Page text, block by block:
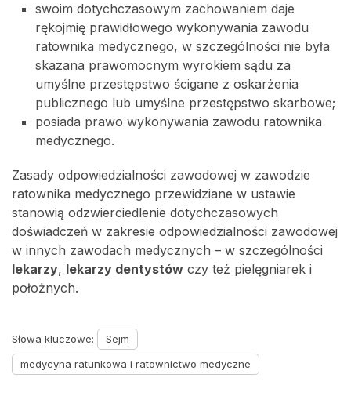
swoim dotychczasowym zachowaniem daje
rękojmię prawidłowego wykonywania zawodu
ratownika medycznego, w szczególności nie była
skazana prawomocnym wyrokiem sądu za
umyślne przestępstwo ścigane z oskarżenia
publicznego lub umyślne przestępstwo skarbowe;
posiada prawo wykonywania zawodu ratownika
medycznego.
Zasady odpowiedzialności zawodowej w zawodzie
ratownika medycznego przewidziane w ustawie
stanowią odzwierciedlenie dotychczasowych
doświadczeń w zakresie odpowiedzialności zawodowej
w innych zawodach medycznych – w szczególności
lekarzy, lekarzy dentystów czy też pielęgniarek i
położnych.
Słowa kluczowe:
Sejm
medycyna ratunkowa i ratownictwo medyczne